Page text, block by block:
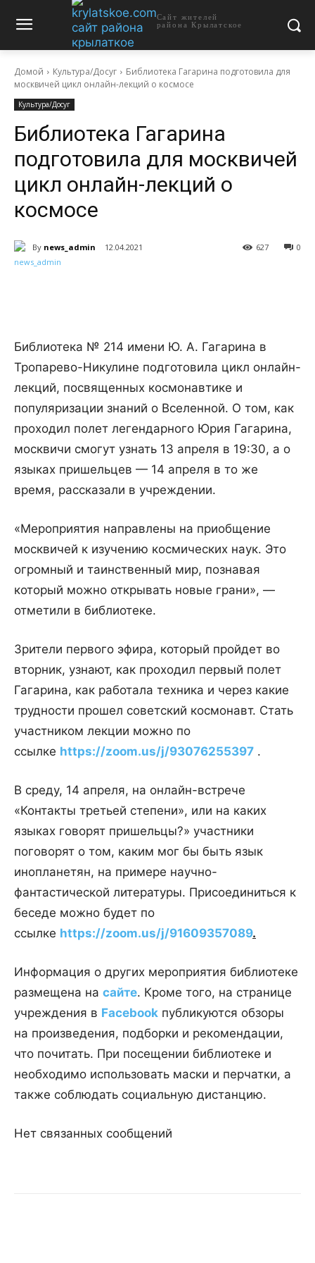
Сайт жителей
района Крылатское
Домой Культура/Досуг
Библиотека Гагарина подготовила для
москвичей цикл онлайн-лекций о космосе
Культура/Досуг
Библиотека Гагарина
подготовила для москвичей
цикл онлайн-лекций о
космосе
By news_admin 12.04.2021 0
627
Библиотека № 214 имени Ю. А. Гагарина в
Тропарево-Никулине подготовила цикл онлайн-
лекций, посвященных космонавтике и
популяризации знаний о Вселенной. О том, как
проходил полет легендарного Юрия Гагарина,
москвичи смогут узнать 13 апреля в 19:30, а о
языках пришельцев — 14 апреля в то же
время, рассказали в учреждении.
«Мероприятия направлены на приобщение
москвичей к изучению космических наук. Это
огромный и таинственный мир, познавая
который можно открывать новые грани», —
отметили в библиотеке.
Зрители первого эфира, который пройдет во
вторник, узнают, как проходил первый полет
Гагарина, как работала техника и через какие
трудности прошел советский космонавт. Стать
участником лекции можно по
ссылке https://zoom.us/j/93076255397 .
В среду, 14 апреля, на онлайн-встрече
«Контакты третьей степени», или на каких
языках говорят пришельцы?» участники
поговорят о том, каким мог бы быть язык
инопланетян, на примере научно-
фантастической литературы. Присоединиться к
беседе можно будет по
ссылке https://zoom.us/j/91609357089.
Информация о других мероприятия библиотеке
размещена на сайте. Кроме того, на странице
учреждения в Facebook публикуются обзоры
на произведения, подборки и рекомендации,
что почитать. При посещении библиотеке и
необходимо использовать маски и перчатки, а
также соблюдать социальную дистанцию.
Нет связанных сообщений